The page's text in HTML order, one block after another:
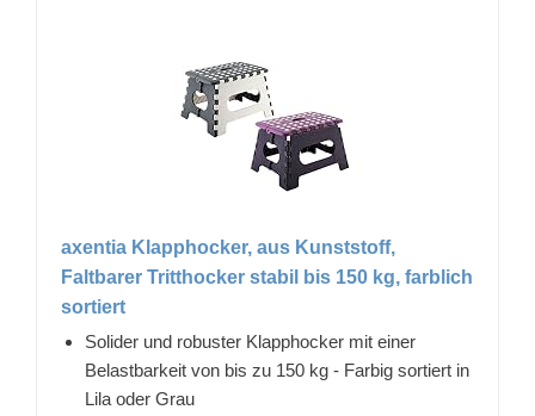
axentia Klapphocker, aus Kunststoff,
Faltbarer Tritthocker stabil bis 150 kg, farblich
sortiert
Solider und robuster Klapphocker mit einer
Belastbarkeit von bis zu 150 kg - Farbig sortiert in
Lila oder Grau